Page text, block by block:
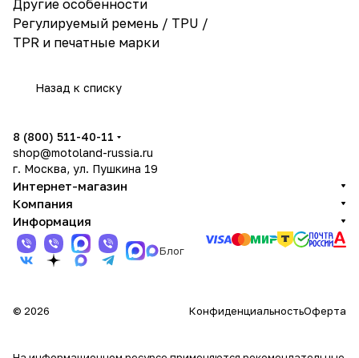
Другие особенности
Регулируемый ремень / TPU /
TPR и печатные марки
Назад к списку
8 (800) 511-40-11
shop@motoland-russia.ru
г. Москва, ул. Пушкина 19
Интернет-магазин
Компания
Информация
Блог
© 2026 КонфиденциальностьОферта